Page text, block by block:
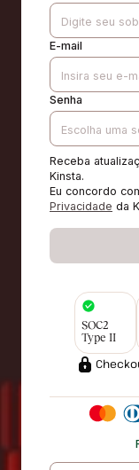
E-mail
Senha
Receba
Kinsta.
Eu concordo
Privacidade da
SOC2
Type II